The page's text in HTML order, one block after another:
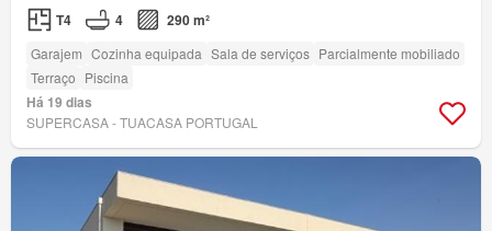
T4 4 290 m²
Garajem Cozinha equipada Sala de serviços Parcialmente mobiliado
Terraço Piscina
Há 19 dias
SUPERCASA - TUACASA PORTUGAL